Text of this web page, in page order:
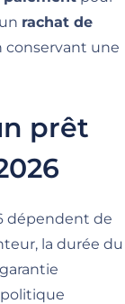
rachat de
conservant une
prêt
dépendent de
la durée du